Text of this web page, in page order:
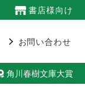
書店様向け
お問い合わせ
角川春樹文庫大賞